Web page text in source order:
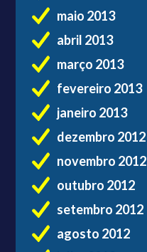
maio 2013
abril 2013
março 2013
fevereiro 2013
janeiro 2013
dezembro 2012
novembro 2012
outubro 2012
setembro 2012
agosto 2012